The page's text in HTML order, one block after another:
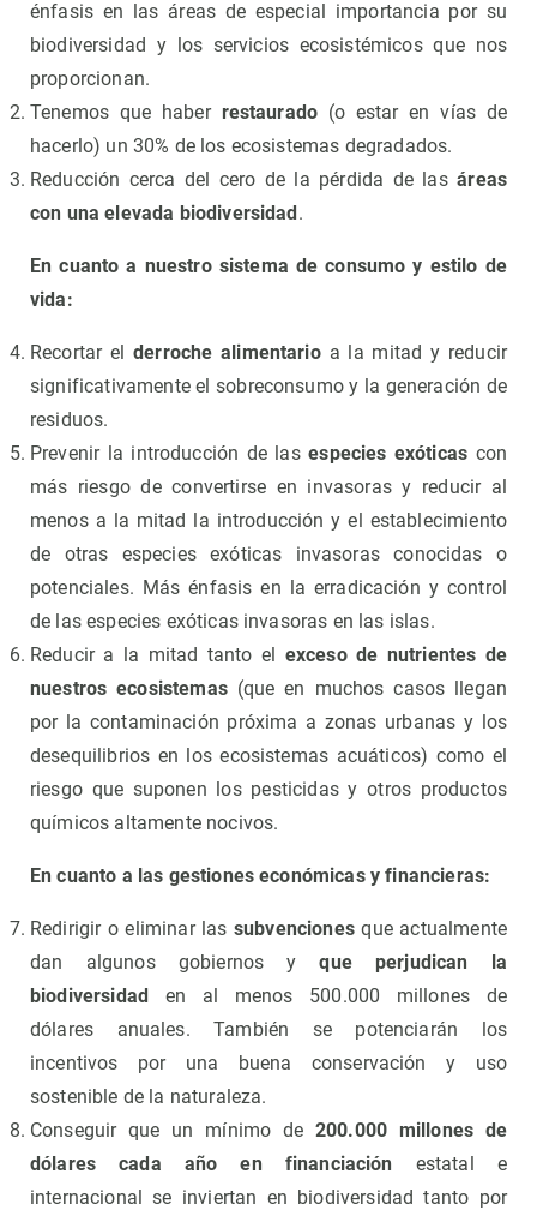
énfasis en las áreas de especial importancia por su
biodiversidad y los servicios ecosistémicos que nos
proporcionan.
Tenemos que haber restaurado (o estar en vías de
hacerlo) un 30% de los ecosistemas degradados.
Reducción cerca del cero de la pérdida de lasáreas
con una elevada biodiversidad.
En cuanto a nuestro sistema de consumo y estilo de
vida:
Recortar elderroche alimentarioa la mitad y reducir
significativamente el sobreconsumo y la generación de
residuos.
Prevenir la introducción de lasespecies exóticas con
más riesgo de convertirse en invasoras y reducir al
menos a la mitad la introducción y el establecimiento
de otras especies exóticas invasoras conocidas o
potenciales. Más énfasis en la erradicación y control
de las especies exóticas invasoras en las islas.
Reducir a la mitad tanto el exceso de nutrientes de
nuestros ecosistemas(que en muchos casos llegan
por la contaminación próxima a zonas urbanas y los
desequilibrios en los ecosistemas acuáticos) como el
riesgo que suponen los pesticidas y otros productos
químicos altamente nocivos.
En cuanto a las gestiones económicas y financieras:
Redirigir o eliminar las subvencionesque actualmente
dan algunos gobiernos yque perjudican la
biodiversidad en al menos 500.000 millones de
dólares anuales. También se potenciarán los
incentivos por una buena conservación y uso
sostenible de la naturaleza.
Conseguir que un mínimo de 200.000 millones de
dólares cada año en financiación estatal e
internacional se inviertan en biodiversidad tanto por